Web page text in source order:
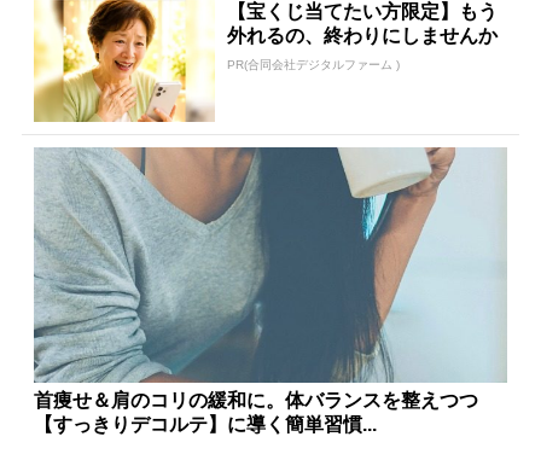
【宝くじ当てたい方限定】もう
外れるの、終わりにしませんか
PR(合同会社デジタルファーム )
首痩せ＆肩のコリの緩和に。体バランスを整えつつ
【すっきりデコルテ】に導く簡単習慣...